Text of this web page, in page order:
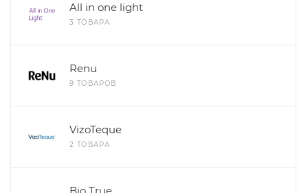
All in one light
3 ТОВАРА
Renu
9 ТОВАРОВ
VizoTeque
2 ТОВАРА